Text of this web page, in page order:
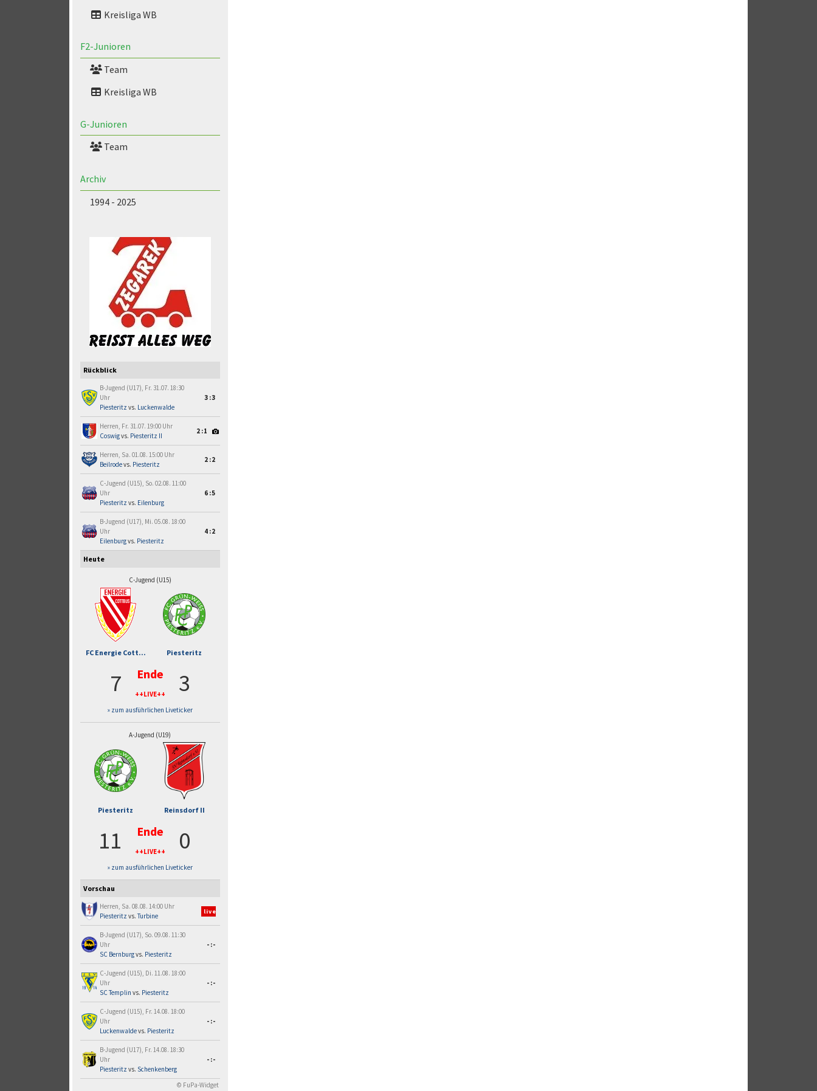
Kreisliga WB
F2-Junioren
Team
Kreisliga WB
G-Junioren
Team
Archiv
1994 - 2025
Rückblick
B-Jugend (U17), Fr. 31.07. 18:30
Uhr
Piesteritz vs. Luckenwalde
3:3
Herren, Fr. 31.07. 19:00 Uhr
Coswigvs. Piesteritz II
2:1
Herren, Sa. 01.08. 15:00 Uhr
Beilrodevs. Piesteritz
2:2
C-Jugend (U15), So. 02.08. 11:00
Uhr
Piesteritz vs. Eilenburg
6:5
B-Jugend (U17), Mi. 05.08. 18:00
Uhr
Eilenburgvs. Piesteritz
4:2
Heute
C-Jugend (U15)
FC Energie Cott... Piesteritz
7 Ende
++LIVE++ 3
» zum ausführlichen Liveticker
A-Jugend (U19)
Piesteritz Reinsdorf II
11 Ende
++LIVE++ 0
» zum ausführlichen Liveticker
Vorschau
Herren, Sa. 08.08. 14:00 Uhr
Piesteritz vs.Turbine
live
B-Jugend (U17), So. 09.08. 11:30
Uhr
SC Bernburgvs. Piesteritz
-:-
C-Jugend (U15), Di. 11.08. 18:00
Uhr
SC Templin vs. Piesteritz
-:-
C-Jugend (U15), Fr. 14.08. 18:00
Uhr
Luckenwaldevs. Piesteritz
-:-
B-Jugend (U17), Fr. 14.08. 18:30
Uhr
Piesteritz vs. Schenkenberg
-:-
© FuPa-Widget